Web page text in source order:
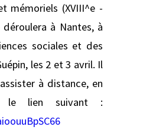
mémoriels (XVIII^e -
à Nantes, à
sociales et des
les 2 et 3 avril. Il
à distance, en
le lien suivant :